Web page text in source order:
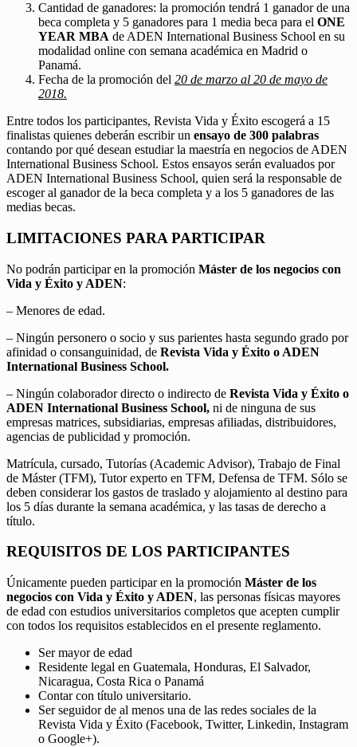
Cantidad de ganadores: la promoción tendrá 1 ganador de una
beca completa y 5 ganadores para 1 media beca para el ONE
YEAR MBA de ADEN International Business School en su
modalidad online con semana académica en Madrid o
Panamá.
Fecha de la promoción del 20 de marzo al 20 de mayo de
2018.
Entre todos los participantes, Revista Vida y Éxito escogerá a 15
finalistas quienes deberán escribir un ensayo de 300 palabras
contando por qué desean estudiar la maestría en negocios de ADEN
International Business School. Estos ensayos serán evaluados por
ADEN International Business School, quien será la responsable de
escoger al ganador de la beca completa y a los 5 ganadores de las
medias becas.
LIMITACIONES PARA PARTICIPAR
No podrán participar en la promoción Máster de los negocios con
Vida y Éxito y ADEN:
– Menores de edad.
– Ningún personero o socio y sus parientes hasta segundo grado por
afinidad o consanguinidad, de Revista Vida y Éxito o ADEN
International Business School.
– Ningún colaborador directo o indirecto de Revista Vida y Éxito o
ADEN International Business School, ni de ninguna de sus
empresas matrices, subsidiarias, empresas afiliadas, distribuidores,
agencias de publicidad y promoción.
Matrícula, cursado, Tutorías (Academic Advisor), Trabajo de Final
de Máster (TFM), Tutor experto en TFM, Defensa de TFM. Sólo se
deben considerar los gastos de traslado y alojamiento al destino para
los 5 días durante la semana académica, y las tasas de derecho a
título.
REQUISITOS DE LOS PARTICIPANTES
Únicamente pueden participar en la promoción Máster de los
negocios con Vida y Éxito y ADEN, las personas físicas mayores
de edad con estudios universitarios completos que acepten cumplir
con todos los requisitos establecidos en el presente reglamento.
Ser mayor de edad
Residente legal en Guatemala, Honduras, El Salvador,
Nicaragua, Costa Rica o Panamá
Contar con título universitario.
Ser seguidor de al menos una de las redes sociales de la
Revista Vida y Éxito (Facebook, Twitter, Linkedin, Instagram
o Google+).